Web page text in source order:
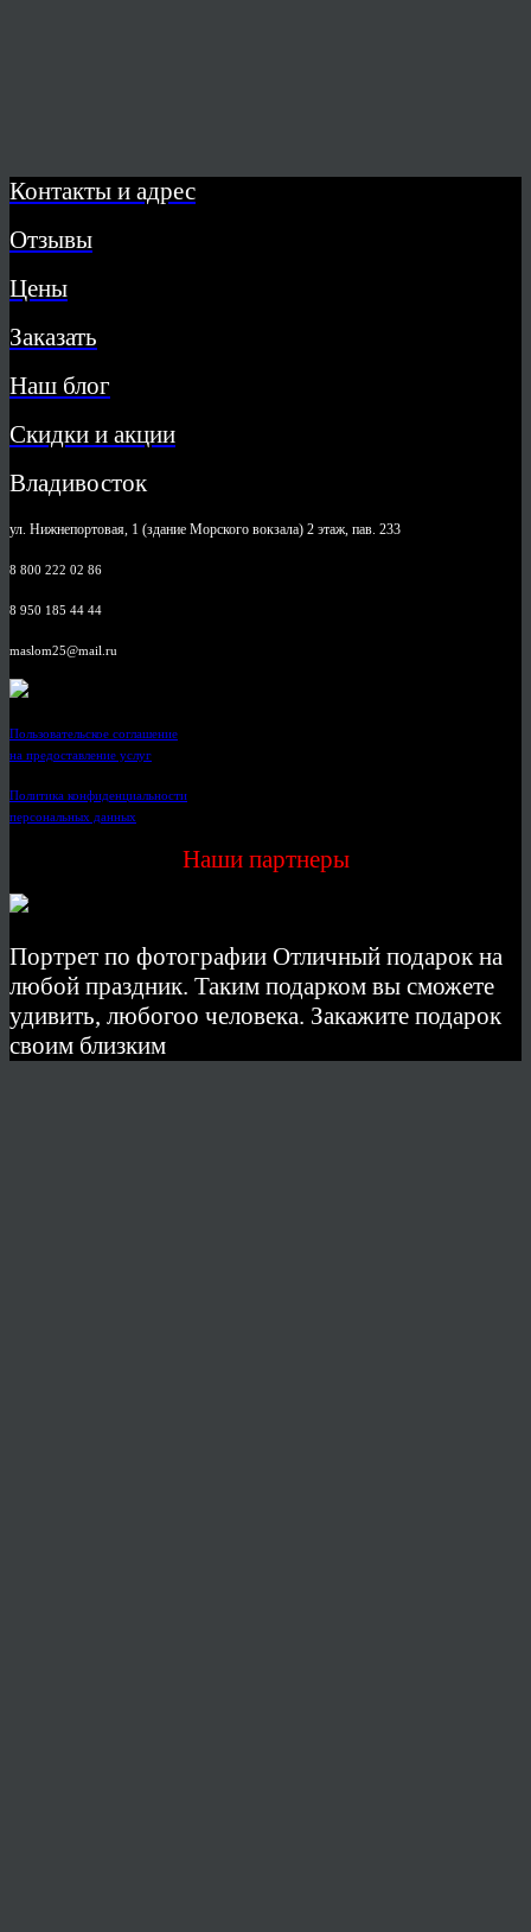
Контакты и адрес
Отзывы
Цены
Заказать
Наш блог
Скидки и акции
Владивосток
ул. Нижнепортовая, 1 (здание Морского вокзала) 2 этаж, пав. 233
8 800 222 02 86
8 950 185 44 44
maslom25@mail.ru
Пользовательское соглашение
на предоставление услуг
Политика конфиденциальности
персональных данных
Наши партнеры
Портрет по фотографии Отличный подарок на
любой праздник. Таким подарком вы сможете
удивить, любогоо человека. Закажите подарок
своим близким